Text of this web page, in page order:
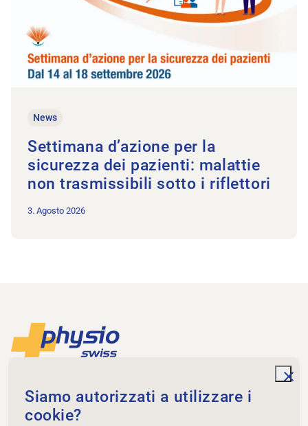
News
Settimana d’azione per la
sicurezza dei pazienti: malattie
non trasmissibili sotto i riflettori
3. Agosto 2026
Piè di pagina
Physioswiss
Dammweg 3
3013 Bern
Siamo autorizzati a utilizzare i
cookie?